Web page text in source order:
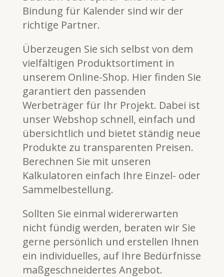
Bindung für Kalender sind wir der
richtige Partner.
Überzeugen Sie sich selbst von dem
vielfältigen Produktsortiment in
unserem Online-Shop. Hier finden Sie
garantiert den passenden
Werbeträger für Ihr Projekt. Dabei ist
unser Webshop schnell, einfach und
übersichtlich und bietet ständig neue
Produkte zu transparenten Preisen.
Berechnen Sie mit unseren
Kalkulatoren einfach Ihre Einzel- oder
Sammelbestellung.
Sollten Sie einmal widererwarten
nicht fündig werden, beraten wir Sie
gerne persönlich und erstellen Ihnen
ein individuelles, auf Ihre Bedürfnisse
maßgeschneidertes Angebot.